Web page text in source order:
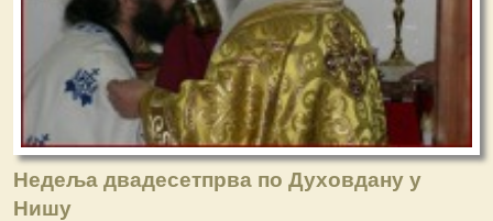
Недеља двадесетпрва по Духовдану у
Нишу